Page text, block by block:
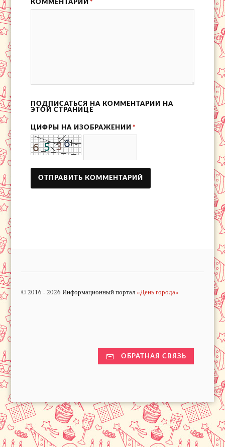
КОММЕНТАРИЙ *
ПОДПИСАТЬСЯ НА КОММЕНТАРИИ НА
ЭТОЙ СТРАНИЦЕ
ЦИФРЫ НА ИЗОБРАЖЕНИИ *
© 2016 - 2026 Информационный портал «День города»
ОБРАТНАЯ СВЯЗЬ